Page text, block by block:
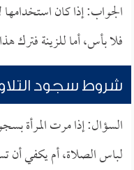
الجواب: إذا كان
فلا بأس، أما للزينة فترك
شروط سجود
السؤال: إذا مرت المرأة
لباس الصلاة، أم يكفي